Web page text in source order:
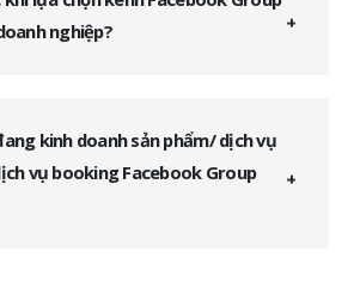
nghiệp?
kinh doanh sản phẩm/ dịch vụ
vụ booking Facebook Group